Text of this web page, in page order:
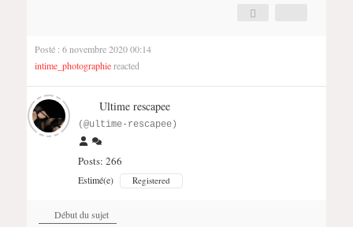
Posté : 6 novembre 2020 00:14
intime_photographiereacted
Ultime rescapee
(@ultime-rescapee)
Posts: 266
Estimé(e) Registered
Début du sujet